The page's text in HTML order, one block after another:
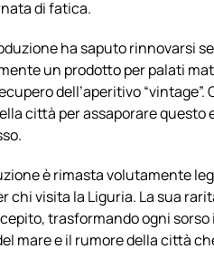
di fatica.
ha saputo rinnovarsi
un prodotto per palati
dell’aperitivo
città per assaporare questo
è rimasta volutamente
chi visita la Liguria. La sua
trasformando ogni
mare e il rumore della città